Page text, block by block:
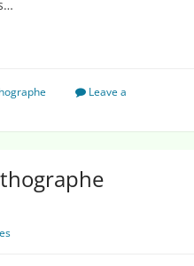
Leave a